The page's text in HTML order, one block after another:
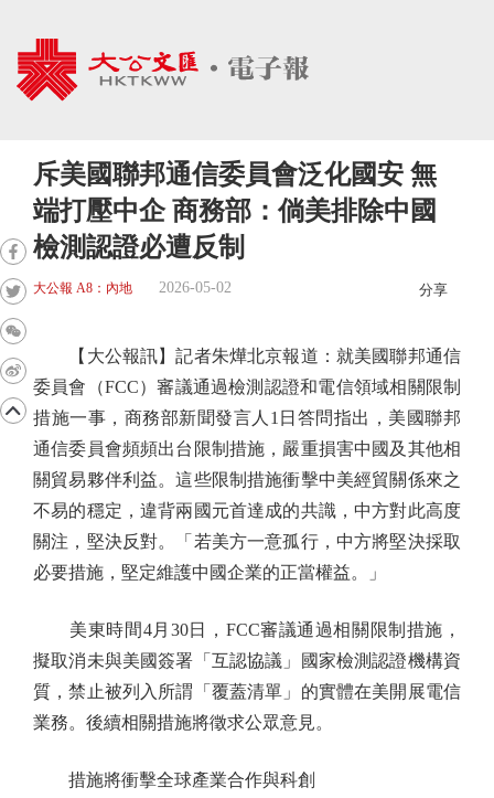
斥美國聯邦通信委員會泛化國安 無
端打壓中企 商務部：倘美排除中國
檢測認證必遭反制
大公報 A8：內地 2026-05-02 分享
【大公報訊】記者朱燁北京報道：就美國聯邦通信
委員會（FCC）審議通過檢測認證和電信領域相關限制
措施一事，商務部新聞發言人1日答問指出，美國聯邦
通信委員會頻頻出台限制措施，嚴重損害中國及其他相
關貿易夥伴利益。這些限制措施衝擊中美經貿關係來之
不易的穩定，違背兩國元首達成的共識，中方對此高度
關注，堅決反對。「若美方一意孤行，中方將堅決採取
必要措施，堅定維護中國企業的正當權益。」
美東時間4月30日，FCC審議通過相關限制措施，
擬取消未與美國簽署「互認協議」國家檢測認證機構資
質，禁止被列入所謂「覆蓋清單」的實體在美開展電信
業務。後續相關措施將徵求公眾意見。
措施將衝擊全球產業合作與科創